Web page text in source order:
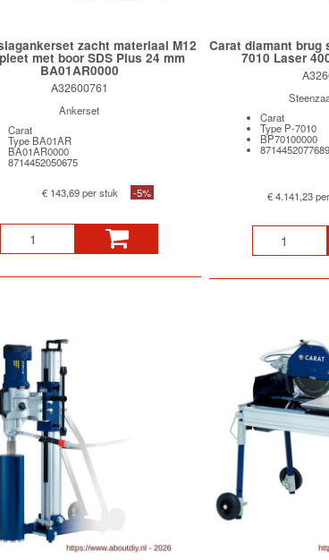
zacht materiaal M12
met boor SDS Plus 24 mm
BA01AR0000
A32600761
Ankerset
Carat
Type BA01AR
BA01AR0000
8714452050675
€ 143,69 per stuk -5%
Carat diamant brug
7010 Laser
Carat
Type P-7010
BP70100000
8714452077689
€ 4.141,23